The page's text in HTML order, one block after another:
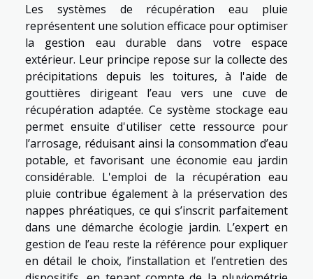
Les systèmes de récupération eau pluie
représentent une solution efficace pour optimiser
la gestion eau durable dans votre espace
extérieur. Leur principe repose sur la collecte des
précipitations depuis les toitures, à l'aide de
gouttières dirigeant l’eau vers une cuve de
récupération adaptée. Ce système stockage eau
permet ensuite d'utiliser cette ressource pour
l’arrosage, réduisant ainsi la consommation d’eau
potable, et favorisant une économie eau jardin
considérable. L'emploi de la récupération eau
pluie contribue également à la préservation des
nappes phréatiques, ce qui s’inscrit parfaitement
dans une démarche écologie jardin. L’expert en
gestion de l’eau reste la référence pour expliquer
en détail le choix, l’installation et l’entretien des